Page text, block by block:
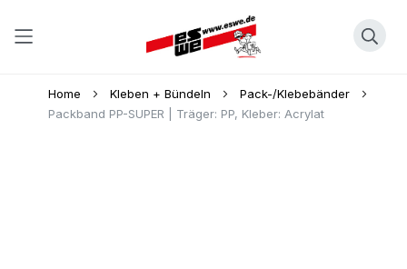
Home Kleben + Bündeln
Pack-/Klebebänder
Packband PP-SUPER | Träger: PP, Kleber: Acrylat